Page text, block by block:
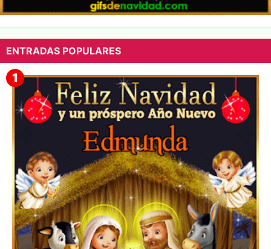
ENTRADAS POPULARES